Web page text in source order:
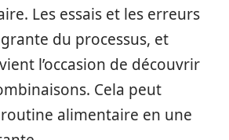
Les essais et les erreurs
du processus, et
l’occasion de découvrir
Cela peut
alimentaire en une